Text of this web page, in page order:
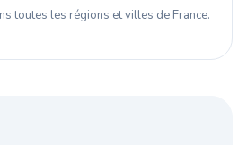
toutes les régions et villes de France.